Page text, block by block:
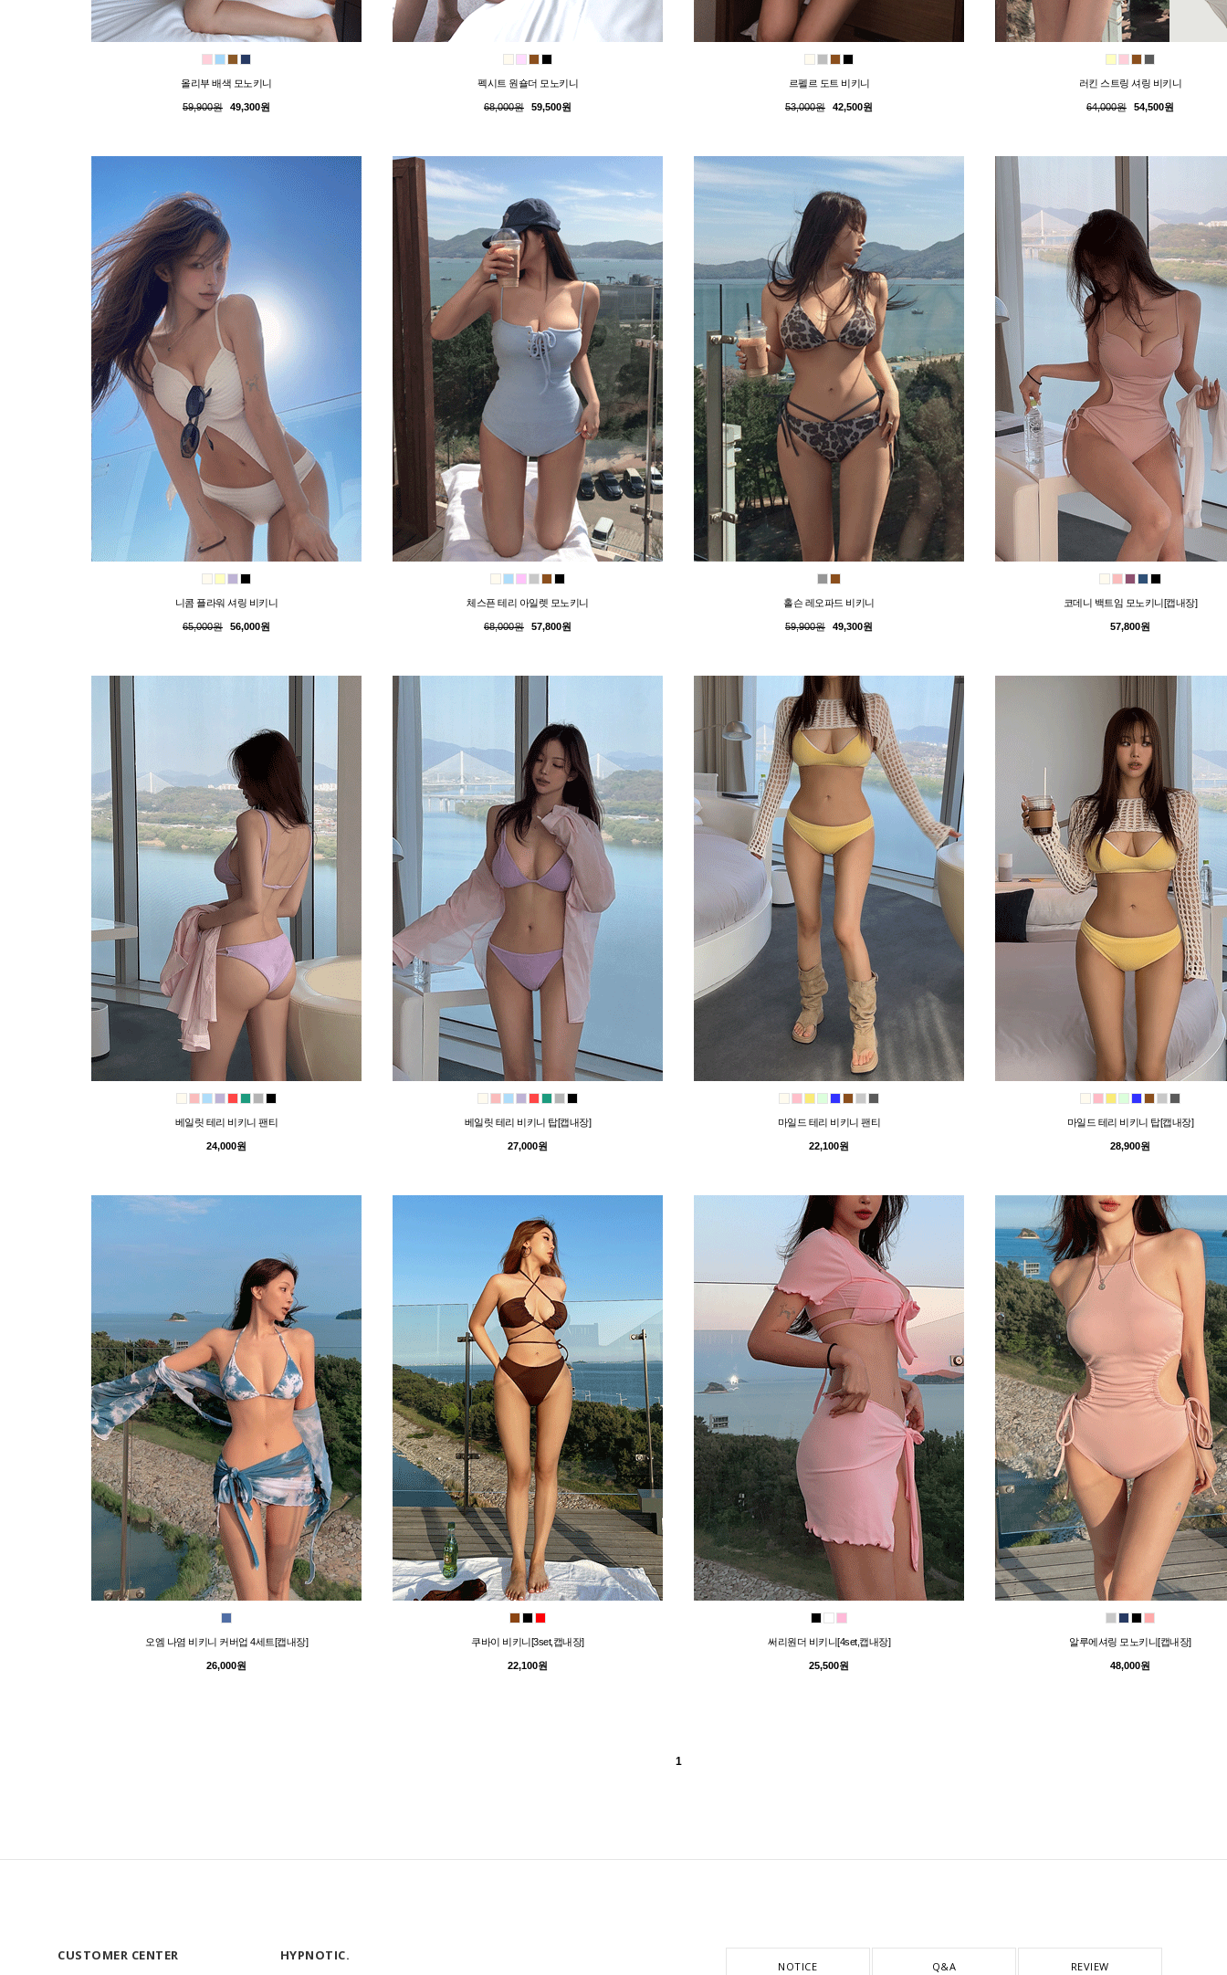
올리부 배색 모노키니
59,900원 49,300원
펙시트 원숄더 모노키니
68,000원 59,500원
르펠르 도트 비키니
53,000원 42,500원
러킨 스트링 셔링 비키니
64,000원 54,500원
니콤 플라워 셔링 비키니
65,000원 56,000원
체스픈 테리 아일렛 모노키니
68,000원 57,800원
홀슨 레오파드 비키니
59,900원 49,300원
코데니 백트임 모노키니[캡내장]
57,800원
베일릿 테리 비키니 팬티
24,000원
베일릿 테리 비키니 탑[캡내장]
27,000원
마일드 테리 비키니 팬티
22,100원
마일드 테리 비키니 탑[캡내장]
28,900원
오엠 나염 비키니 커버업 4세트[캡내장]
26,000원
쿠바이 비키니[3set,캡내장]
22,100원
써리원더 비키니[4set,캡내장]
25,500원
알루에셔링 모노키니[캡내장]
48,000원
1
CUSTOMER CENTER HYPNOTIC.
NOTICE Q&A REVIEW